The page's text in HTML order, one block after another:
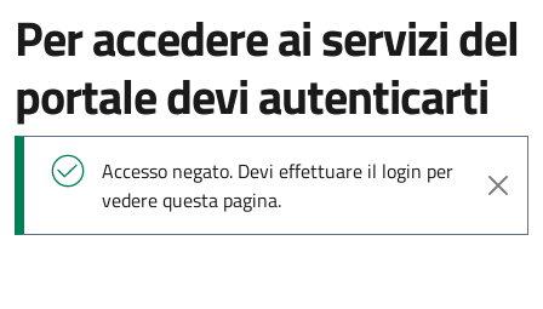
Per accedere ai servizi del
portale devi autenticarti
Messaggio di stato
Accesso negato. Devi effettuare il login per
vedere questa pagina.